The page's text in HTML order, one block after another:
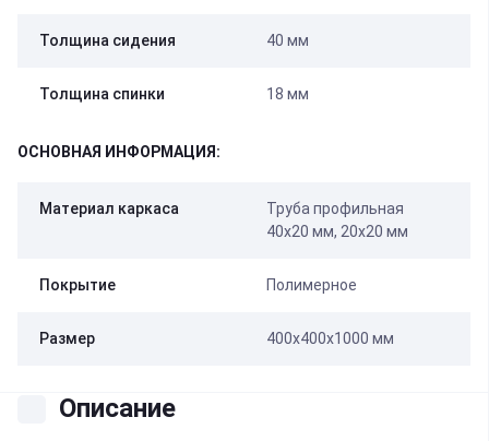
Толщина сидения 40 мм
Толщина спинки 18 мм
ОСНОВНАЯ ИНФОРМАЦИЯ:
Материал каркаса
Труба профильная
40х20 мм, 20х20 мм
Покрытие Полимерное
Размер 400х400х1000 мм
Описание